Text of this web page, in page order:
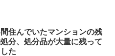
住んでいたマンションの残
分、処分品が大量に残って
た